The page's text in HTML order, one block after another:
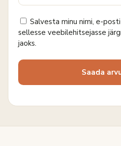
Salvesta minu nimi, e-
sellesse veebilehitsejasse
jaoks.